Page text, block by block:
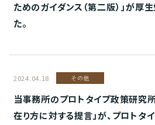
ためのガイダンス（第二版）」が厚
た。
2024.04.18 その他
当事務所のプロトタイプ政策研究
在り方に対する提言」が、プロトタ